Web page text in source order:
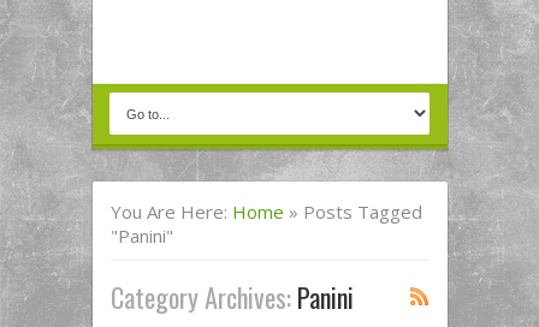
You Are Here: Home » Posts Tagged
"panini"
Category Archives:Panini